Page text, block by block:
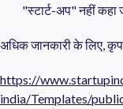
"स्टार्ट-अप" नहीं कहा
अधिक जानकारी के लिए,
https://
india/Templates/